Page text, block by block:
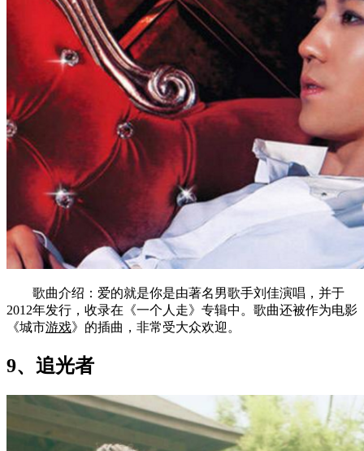
歌曲介绍：爱的就是你是由著名男歌手刘佳演唱，并于
2012年发行，收录在《一个人走》专辑中。歌曲还被作为电影
《城市游戏》的插曲，非常受大众欢迎。
9、追光者